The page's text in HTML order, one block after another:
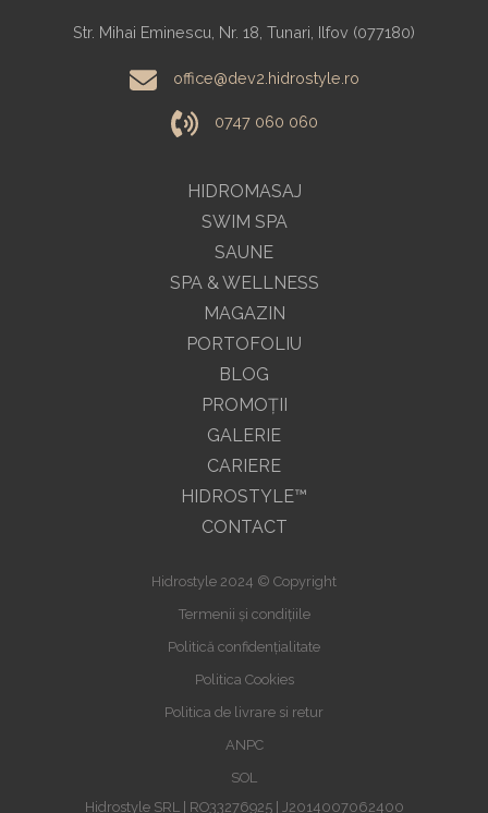
HIDROMASAJ
SWIM SPA
SAUNE
SPA & WELLNESS
MAGAZIN
Str. Mihai Eminescu, Nr. 18, Tunari, Ilfov (077180)
office@dev2.hidrostyle.ro
0747 060 060
PORTOFOLIU
BLOG
PROMOŢII
GALERIE
CARIERE
HIDROSTYLE™
CONTACT
Hidrostyle 2024 © Copyright
Termenii și condițiile
Politică confidențialitate
Politica Cookies
Politica de livrare si retur
ANPC
SOL
Hidrostyle SRL | RO33276925 | J2014007062400